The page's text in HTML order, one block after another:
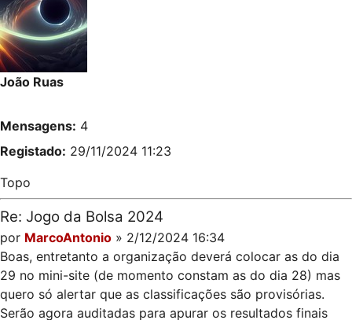
João Ruas
Mensagens: 4
Registado: 29/11/2024 11:23
Topo
Re: Jogo da Bolsa 2024
por MarcoAntonio » 2/12/2024 16:34
Boas, entretanto a organização deverá colocar as do dia
29 no mini-site (de momento constam as do dia 28) mas
quero só alertar que as classificações são provisórias.
Serão agora auditadas para apurar os resultados finais